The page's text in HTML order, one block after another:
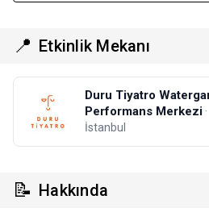
📍 Etkinlik Mekanı
Duru Tiyatro
Performans Merkezi ·
İstanbul
📝 Hakkında